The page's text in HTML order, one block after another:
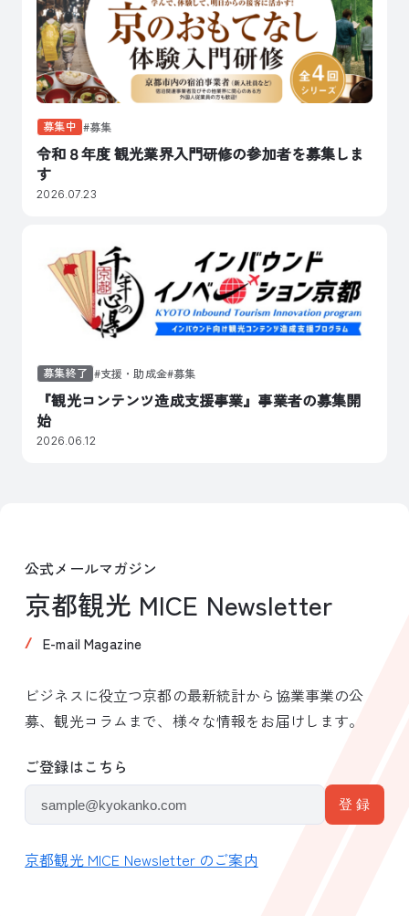
募集中 募集
令和８年度 観光業界入門研修の参加者を募集しま
す
2026.07.23
募集終了 支援・助成金 募集
『観光コンテンツ造成支援事業』事業者の募集開
始
2026.06.12
公式メールマガジン
京都観光 MICE Newsletter
E-mail Magazine
ビジネスに役立つ京都の最新統計から協業事業の公
募、観光コラムまで、様々な情報をお届けします。
ご登録はこちら
京都観光 MICE Newsletter のご案内